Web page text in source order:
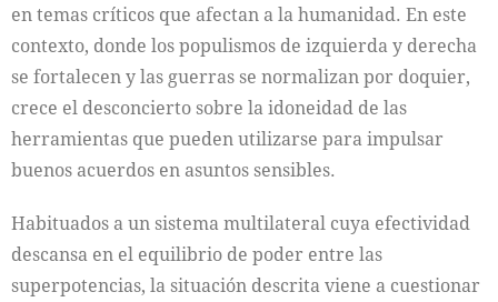
en temas críticos que afectan a la humanidad. En este
contexto, donde los populismos de izquierda y derecha
se fortalecen y las guerras se normalizan por doquier,
crece el desconcierto sobre la idoneidad de las
herramientas que pueden utilizarse para impulsar
buenos acuerdos en asuntos sensibles.
Habituados a un sistema multilateral cuya efectividad
descansa en el equilibrio de poder entre las
superpotencias, la situación descrita viene a cuestionar